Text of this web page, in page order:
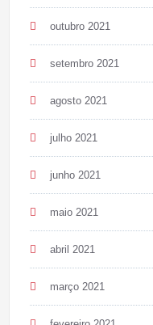
outubro 2021
setembro 2021
agosto 2021
julho 2021
junho 2021
maio 2021
abril 2021
março 2021